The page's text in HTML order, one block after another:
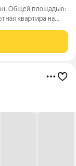
Общей площадью:
квартира на
выполнен